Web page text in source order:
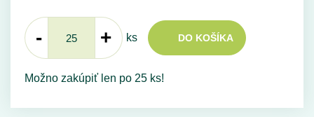
- + ks DO KOŠÍKA
Možno zakúpiť len po 25 ks!